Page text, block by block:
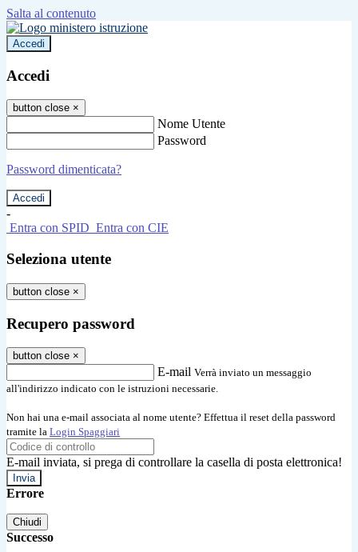
Salta al contenuto
Accedi
Accedi
button close ×
Nome Utente
Password
Password dimenticata?
-
Entra con SPID Entra con CIE
Seleziona utente
button close ×
Recupero password
button close ×
E-mail Verrà inviato un messaggio
all'indirizzo indicato con le istruzioni necessarie.
Non hai una e-mail associata al nome utente? Effettua il reset della password
tramite la Login Spaggiari
E-mail inviata, si prega di controllare la casella di posta elettronica!
Errore
Chiudi
Successo